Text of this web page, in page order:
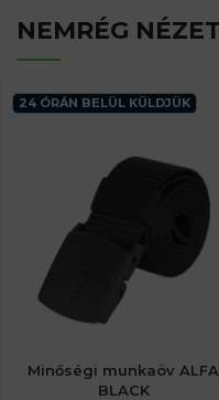
NEMRÉG
24 ÓRÁN BELÜL KÜLDJÜK
Minőségi munkaöv ALFA
BLACK